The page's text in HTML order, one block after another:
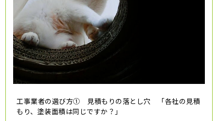
工事業者の選び方① 見積もりの落とし穴 「各社の見積
もり、塗装面積は同じですか？」